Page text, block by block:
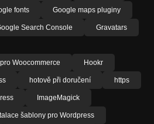
fonts Google maps pluginy
Search Console Gravatars
Woocommerce Hookr
hotově při doručení https
ImageMagick
šablony pro Wordpress